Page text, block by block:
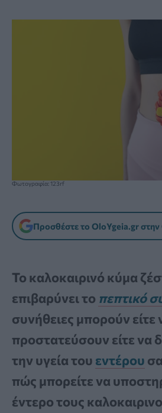
Φωτογραφία: 123rf
Προσθέστε το OloYgeia.gr στην
Το καλοκαιρινό κύμα
επιβαρύνει το πεπτικό
συνήθειες μπορούν είτε
προστατεύσουν είτε να
την υγεία του εντέρου
πώς μπορείτε να
έντερο τους